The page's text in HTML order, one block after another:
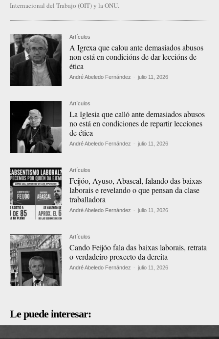
Internacional del Trabajo (OIT) y la ONU.
Artículos
A Igrexa que calou ante demasiados abusos
non está en condicións de dar leccións de
ética
André Abeledo Fernández - julio 11, 2026
Artículos
La Iglesia que calló ante demasiados abusos
no está en condiciones de repartir lecciones
de ética
André Abeledo Fernández - julio 11, 2026
Artículos
Feijóo, Ayuso, Abascal, falando das baixas
laborais e revelando o que pensan da clase
traballadora
André Abeledo Fernández - julio 11, 2026
Artículos
Cando Feijóo fala das baixas laborais, retrata
o verdadeiro proxecto da dereita
André Abeledo Fernández - julio 11, 2026
Le puede interesar: